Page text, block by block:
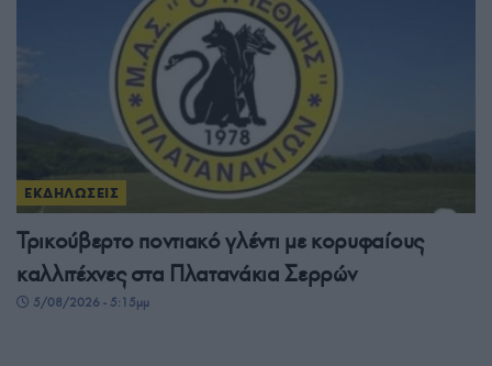
ΕΚΔΗΛΩΣΕΙΣ
Τρικούβερτο ποντιακό γλέντι με κορυφαίους
καλλιτέχνες στα Πλατανάκια Σερρών
5/08/2026 - 5:15μμ